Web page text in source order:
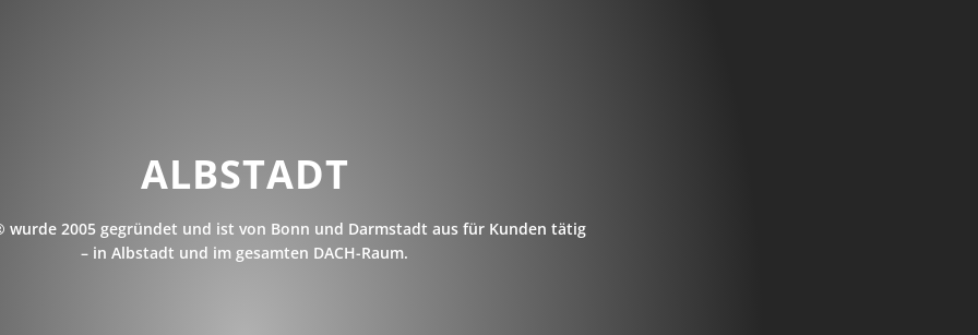
ALBSTADT
wurde 2005 gegründet und ist von Bonn und Darmstadt aus für Kunden tätig
– in Albstadt und im gesamten DACH-Raum.